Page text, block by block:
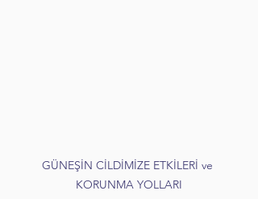
GÜNEŞİN CİLDİMİZE ETKİLERİ ve
KORUNMA YOLLARI